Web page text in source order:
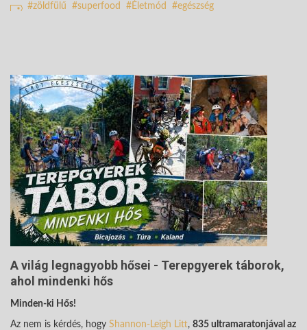
zöldfülű superfood Életmód egészség
A világ legnagyobb hősei - Terepgyerek táborok,
ahol mindenki hős
Minden-ki Hős!
Az nem is kérdés, hogy Shannon-Leigh Litt, 835 ultramaratonjával az